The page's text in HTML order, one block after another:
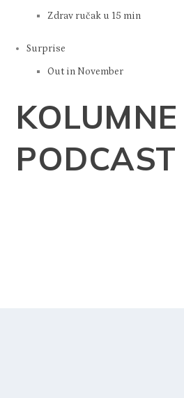
Zdrav ručak u 15 min
Surprise
Out in November
KOLUMNE
PODCAST